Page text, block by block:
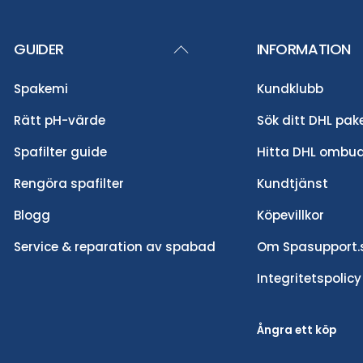
Back
GUIDER
Spakemi
Rätt pH-värde
Spafilter guide
Rengöra spafilter
Blogg
Service & reparation av spabad
INFORMATION
Kundklubb
Sök ditt DHL
Hitta DHL
Kundtjänst
Köpevillkor
Om
Integritetspolicy
Ångra ett köp